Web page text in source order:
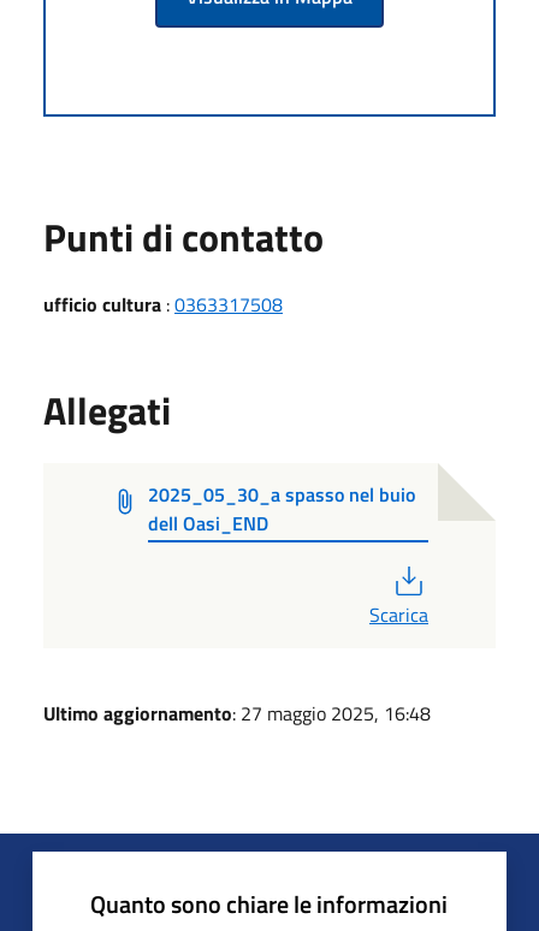
Punti di contatto
ufficio cultura :0363317508
Allegati
2025_05_30_a spasso nel buio
dell Oasi_END
Scarica
Ultimo aggiornamento: 27 maggio 2025, 16:48
Quanto sono chiare le informazioni